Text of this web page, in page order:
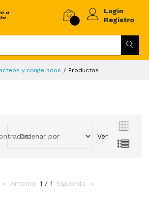
Login
Registro
y congelados Productos
Ver
Anterior page
1 / 1 Siguiente page